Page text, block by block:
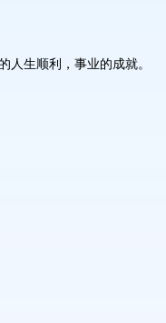
生顺利，事业的成就。